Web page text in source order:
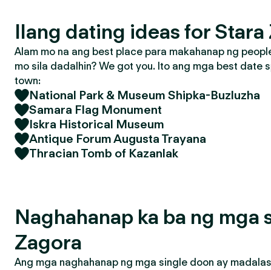
Ilang dating ideas for Stara
Alam mo na ang best place para makahanap ng
mo sila dadalhin? We got you. Ito ang mga best date
town:
National Park & Museum Shipka-Buzluzha
Samara Flag Monument
Iskra Historical Museum
Antique Forum Augusta Trayana
Thracian Tomb of Kazanlak
Naghahanap ka ba ng mga
Zagora
Ang mga naghahanap ng mga single doon ay